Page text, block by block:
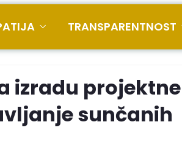
TRANSPARENTNOST
izradu projektne
sunčanih